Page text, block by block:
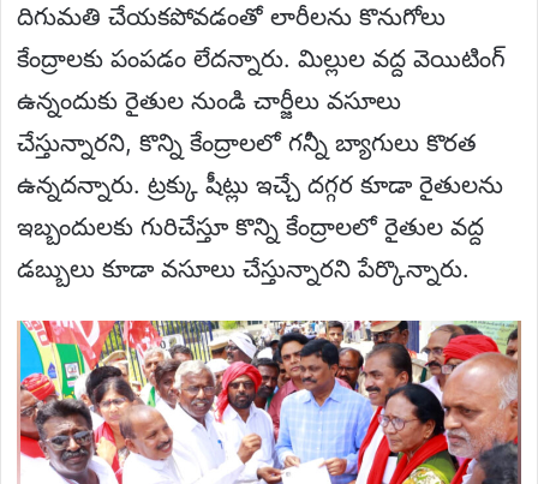
దిగుమతి చేయకపోవడంతో లారీలను కొనుగోలు
కేంద్రాలకు పంపడం లేదన్నారు. మిల్లుల వద్ద వెయిటింగ్
ఉన్నందుకు రైతుల నుండి చార్జీలు వసూలు
చేస్తున్నారని, కొన్ని కేంద్రాలలో గన్నీ బ్యాగులు కొరత
ఉన్నదన్నారు. ట్రక్కు షీట్లు ఇచ్చే దగ్గర కూడా రైతులను
ఇబ్బందులకు గురిచేస్తూ కొన్ని కేంద్రాలలో రైతుల వద్ద
డబ్బులు కూడా వసూలు చేస్తున్నారని పేర్కొన్నారు.